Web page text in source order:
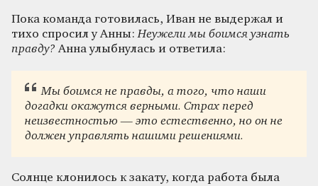
Пока команда готовилась, Иван не выдержал и
тихо спросил у Анны:Неужели мы боимся узнать
правду? Анна улыбнулась и ответила:
Мы боимся не правды, а того, что наши
догадки окажутся верными. Страх перед
неизвестностью — это естественно,но он не
должен управлять нашими решениями.
Солнце клонилось к закату, когда работа была